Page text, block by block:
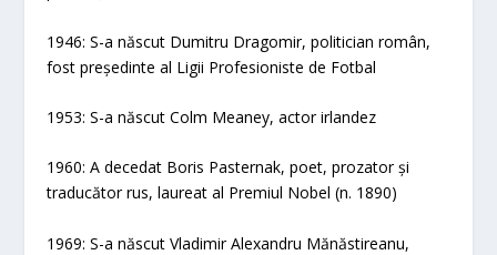
1946: S-a născut Dumitru Dragomir, politician român,
fost președinte al Ligii Profesioniste de Fotbal
1953: S-a născut Colm Meaney, actor irlandez
1960: A decedat Boris Pasternak, poet, prozator și
traducător rus, laureat al Premiul Nobel (n. 1890)
1969: S-a născut Vladimir Alexandru Mănăstireanu,